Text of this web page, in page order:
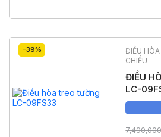
-39%
ĐIỀU HÒA
CHIỀU
ĐIỀU
LC-